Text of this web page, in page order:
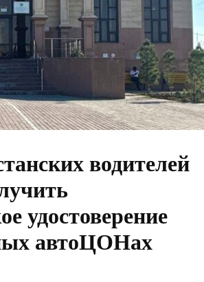
водителей
удостоверение
автоЦОНах